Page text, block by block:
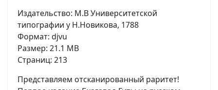
Издательство: М.В Университетской
типографии у Н.Новикова, 1788
Формат: djvu
Размер: 21.1 MB
Страниц: 213
Представляем отсканированный раритет!